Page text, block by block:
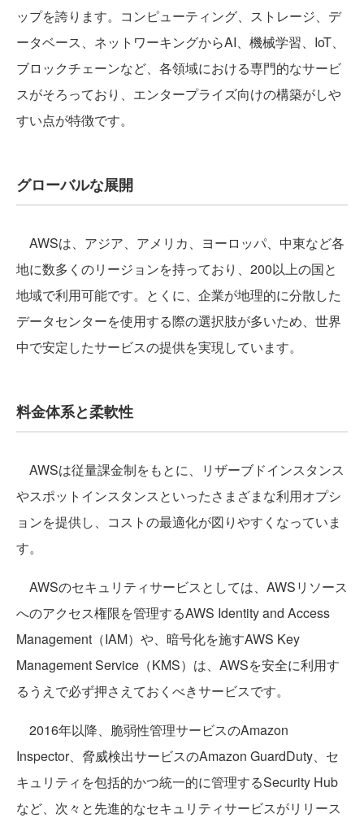
ップを誇ります。コンピューティング、ストレージ、デ
ータベース、ネットワーキングからAI、機械学習、IoT、
ブロックチェーンなど、各領域における専門的なサービ
スがそろっており、エンタープライズ向けの構築がしや
すい点が特徴です。
グローバルな展開
AWSは、アジア、アメリカ、ヨーロッパ、中東など各
地に数多くのリージョンを持っており、200以上の国と
地域で利用可能です。とくに、企業が地理的に分散した
データセンターを使用する際の選択肢が多いため、世界
中で安定したサービスの提供を実現しています。
料金体系と柔軟性
AWSは従量課金制をもとに、リザーブドインスタンス
やスポットインスタンスといったさまざまな利用オプシ
ョンを提供し、コストの最適化が図りやすくなっていま
す。
AWSのセキュリティサービスとしては、AWSリソース
へのアクセス権限を管理するAWS Identity and Access
Management（IAM）や、暗号化を施すAWS Key
Management Service（KMS）は、AWSを安全に利用す
るうえで必ず押さえておくべきサービスです。
2016年以降、脆弱性管理サービスのAmazon
Inspector、脅威検出サービスのAmazon GuardDuty、セ
キュリティを包括的かつ統一的に管理するSecurity Hub
など、次々と先進的なセキュリティサービスがリリース